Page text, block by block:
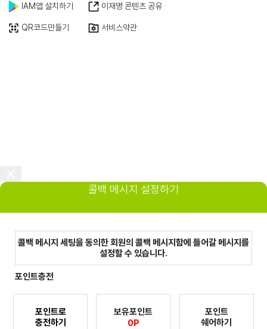
IAM앱 설치하기 이재명 콘텐츠 공유
QR코드만들기 서비스약관
콜백 메시지 설정하기
콜백 메시지 세팅을 동의한 회원의 콜백 메시지함에 들어갈 메시지를
설정할 수 있습니다.
포인트충전
포인트로
충전하기
보유포인트
0P
포인트
쉐어하기